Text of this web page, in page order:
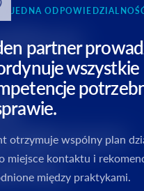
JEDNA
partner
wszystkie
otrzymuje wspólny plan
miejsce kontaktu i
między praktykami.